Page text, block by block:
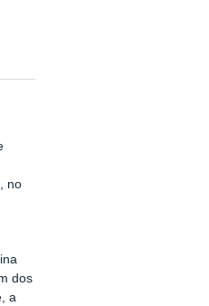
no
dos
a